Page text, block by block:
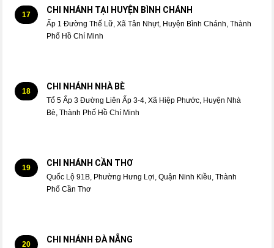
17 CHI NHÁNH TẠI HUYỆN BÌNH CHÁNH
Ấp 1 Đường Thế Lữ, Xã Tân Nhựt, Huyện Bình Chánh, Thành
Phố Hồ Chí Minh
18 CHI NHÁNH NHÀ BÈ
Tổ 5 Ấp 3 Đường Liên Ấp 3-4, Xã Hiệp Phước, Huyện Nhà
Bè, Thành Phố Hồ Chí Minh
19 CHI NHÁNH CẦN THƠ
Quốc Lộ 91B, Phường Hưng Lợi, Quận Ninh Kiều, Thành
Phố Cần Thơ
20 CHI NHÁNH ĐÀ NẴNG